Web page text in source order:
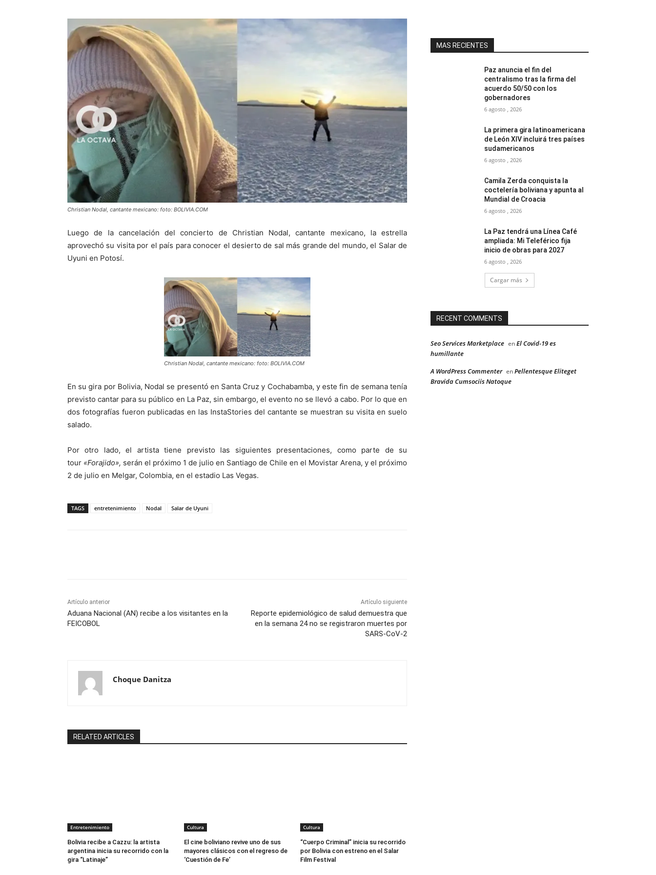
Christian Nodal, cantante mexicano: foto: BOLIVIA.COM
Luego de la cancelación del concierto de Christian Nodal, cantante mexicano, la estrella
aprovechó su visita por el país para conocer el desierto de sal más grande del mundo, el Salar de
Uyuni en Potosí.
Christian Nodal, cantante mexicano: foto: BOLIVIA.COM
En su gira por Bolivia, Nodal se presentó en Santa Cruz y Cochabamba, y este fin de semana tenía
previsto cantar para su público en La Paz, sin embargo, el evento no se llevó a cabo. Por lo que en
dos fotografías fueron publicadas en las InstaStories del cantante se muestran su visita en suelo
salado.
Por otro lado, el artista tiene previsto las siguientes presentaciones, como parte de su
tour «Forajido», serán el próximo 1 de julio en Santiago de Chile en el Movistar Arena, y el próximo
2 de julio en Melgar, Colombia, en el estadio Las Vegas.
TAGS entretenimiento Nodal Salar de Uyuni
Artículo anterior
Aduana Nacional (AN) recibe a los visitantes en la
FEICOBOL
Artículo siguiente
Reporte epidemiológico de salud demuestra que
en la semana 24 no se registraron muertes por
SARS-CoV-2
Choque Danitza
RELATED ARTICLES
Entretenimiento
Bolivia recibe a Cazzu: la artista
argentina inicia su recorrido con la
gira “Latinaje”
Cultura
El cine boliviano revive uno de sus
mayores clásicos con el regreso de
‘Cuestión de Fe’
Cultura
“Cuerpo Criminal” inicia su recorrido
por Bolivia con estreno en el Salar
Film Festival
MAS RECIENTES
Paz anuncia el fin del
centralismo tras la firma del
acuerdo 50/50 con los
gobernadores
6 agosto , 2026
La primera gira latinoamericana
de León XIV incluirá tres países
sudamericanos
6 agosto , 2026
Camila Zerda conquista la
coctelería boliviana y apunta al
Mundial de Croacia
6 agosto , 2026
La Paz tendrá una Línea Café
ampliada: Mi Teleférico fija
inicio de obras para 2027
6 agosto , 2026
Cargar más
RECENT COMMENTS
Seo Services Marketplace enEl Covid-19 es
humillante
A WordPress Commenter enPellentesque Eliteget
Bravida Cumsociis Natoque